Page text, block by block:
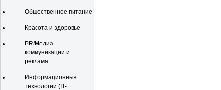
Общественное питание
Красота и здоровье
PR/Медиа
коммуникации и
реклама
Информационные
технологии (IT-